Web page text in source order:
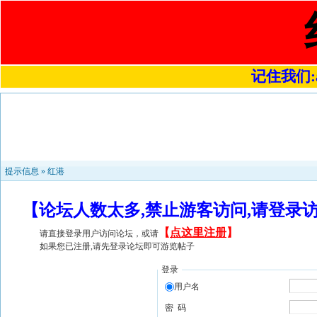
记住我们
提示信息 » 红港
【论坛人数太多,禁止游客访问,请登
请直接登录用户访问论坛，或请 【 点这里注册】
如果您已注册,请先登录论坛即可游览帖子
登录
用户名
密 码